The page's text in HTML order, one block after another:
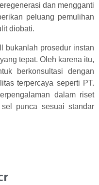
dan mengganti
peluang pemulihan
diobati.
bukanlah prosedur instan
tepat. Oleh karena itu,
berkonsultasi dengan
terpercaya seperti PT.
dalam riset
punca sesuai standar